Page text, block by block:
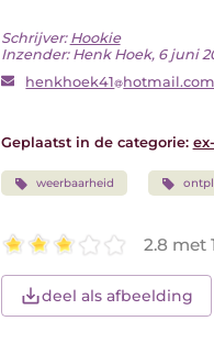
Schrijver: Hookie
Inzender: Henk Hoek, 6 juni
henkhoek41 hotmail.com
Geplaatst in de categorie:
weerbaarheid
2.8 met
deel als afbeelding